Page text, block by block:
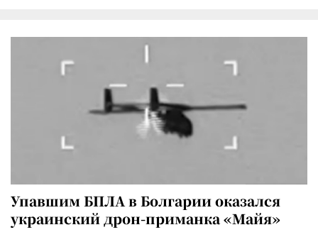
Упавшим БПЛА в Болгарии оказался
украинский дрон-приманка «Майя»